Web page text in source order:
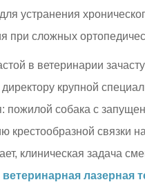
устранения
при сложных
в ветеринарии
крупной
пожилой собака с
крестообразной связки
клиническая задача
ветеринарная лазерная